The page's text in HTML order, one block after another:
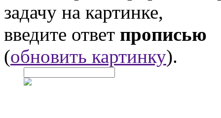
задачу на картинке,
введите ответ прописью
(обновить картинку).